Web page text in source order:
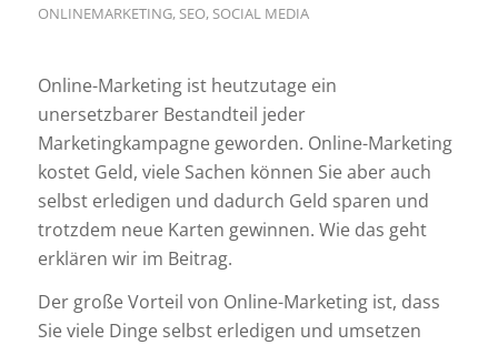
ONLINEMARKETING, SEO, SOCIAL MEDIA
Online-Marketing ist heutzutage ein
unersetzbarer Bestandteil jeder
Marketingkampagne geworden. Online-Marketing
kostet Geld, viele Sachen können Sie aber auch
selbst erledigen und dadurch Geld sparen und
trotzdem neue Karten gewinnen. Wie das geht
erklären wir im Beitrag.
Der große Vorteil von Online-Marketing ist, dass
Sie viele Dinge selbst erledigen und umsetzen